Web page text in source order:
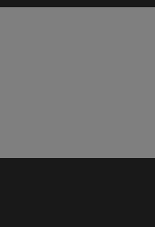
en nueva ventana)